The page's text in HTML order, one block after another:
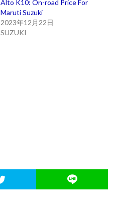
Alto K10: On-road Price For
Maruti Suzuki
2023年12月22日
SUZUKI